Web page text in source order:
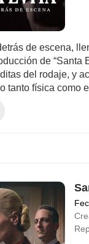
de escena,
de “Santa
del rodaje, y
tanto física como